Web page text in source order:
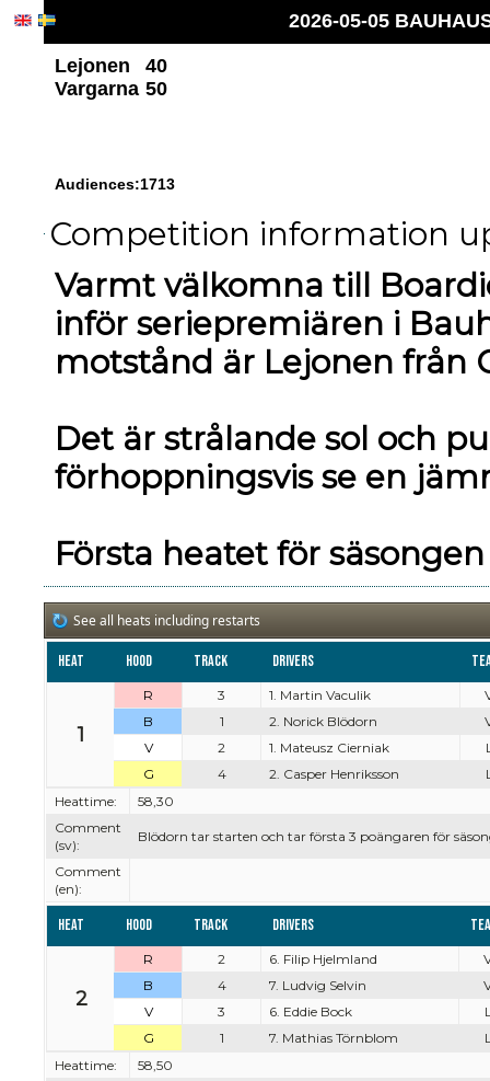
2026-05-05
Lejonen
40
Vargarna 50
Audiences:1713
Competition information
Varmt välkomna till
inför seriepremiären i
motstånd är Lejonen från
Det är strålande sol och
förhoppningsvis se en
Första heatet för
See all heats including restarts
Heat Hood Track Drivers
1
R 3 1. Martin Vaculik
B
1 2. Norick Blödorn
V
2 1. Mateusz Cierniak
G
4 2. Casper Henriksson
Heattime:
58,30
Comment
(sv):
Blödorn tar starten och tar första 3 poängaren för
Comment
(en):
Heat Hood Track Drivers
2
R 2 6. Filip Hjelmland
B
4 7. Ludvig Selvin
V
3 6. Eddie Bock
G
1 7. Mathias Törnblom
Heattime:
58,50